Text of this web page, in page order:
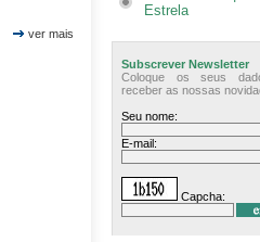
Estrela
Subscrever Newsletter
Coloque os seus
receber as nossas
Seu nome:
E-mail:
Capcha:
ver mais